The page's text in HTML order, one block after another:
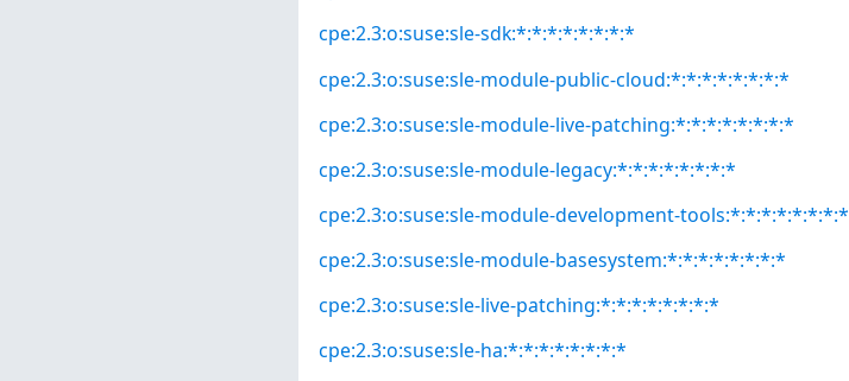
cpe:2.3:o:suse:sle-sdk:*:*:*:*:*:*:*:*
cpe:2.3:o:suse:sle-module-public-cloud:*:*:*:*:*:*:*:*
cpe:2.3:o:suse:sle-module-live-patching:*:*:*:*:*:*:*:*
cpe:2.3:o:suse:sle-module-legacy:*:*:*:*:*:*:*:*
cpe:2.3:o:suse:sle-module-development-tools:*:*:*:*:*:*:*:*
cpe:2.3:o:suse:sle-module-basesystem:*:*:*:*:*:*:*:*
cpe:2.3:o:suse:sle-live-patching:*:*:*:*:*:*:*:*
cpe:2.3:o:suse:sle-ha:*:*:*:*:*:*:*:*